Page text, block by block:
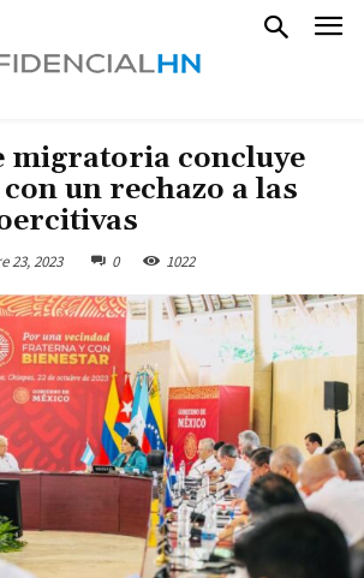
migratoria concluye
un rechazo a las
23, 2023 0 1022